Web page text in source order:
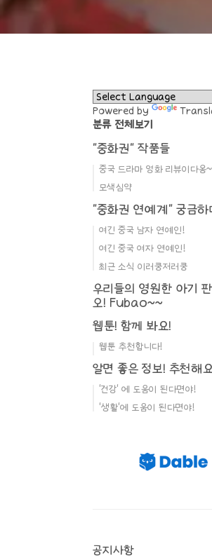
Powered by
분류 전체보기
"중화권" 작품들
중국 드라마 영화 리뷰이다옹~
모색심약
"중화권 연예계" 궁금하
여긴 중국 남자 연예인!
여긴 중국 여자 연예인!
최근 소식 이러쿵저러쿵
우리들의 영원한 아기
오! Fubao~~
웹툰! 함께 봐요!
웹툰 추천합니다!
알면 좋은 정보! 추천해
'건강' 에 도움이 된다면야!
'생활'에 도움이 된다면야!
공지사항